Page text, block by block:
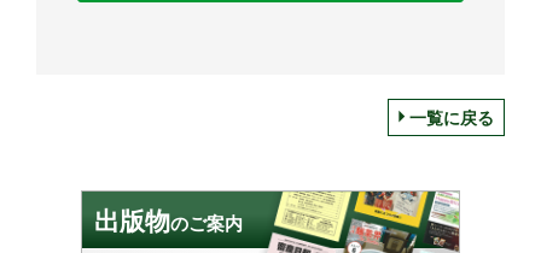
一覧に戻る
出版物のご案内